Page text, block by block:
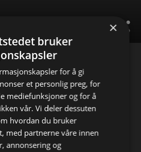
share
×
bruker
for å gi
et personlig preg, for
mediefunksjoner og for å
vår. Vi deler dessuten
hvordan du bruker
med partnerne våre innen
annonsering og